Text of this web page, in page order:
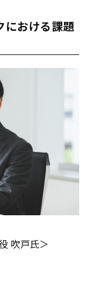
における課題
吹戸氏＞